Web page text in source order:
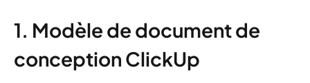
1. Modèle de document de
conception ClickUp